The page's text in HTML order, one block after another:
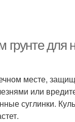
грунте
месте,
или
суглинки.